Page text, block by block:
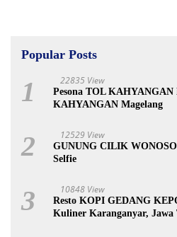
Popular Posts
1 22835 View
Pesona TOL KAHYANGAN
KAHYANGAN Magelang
2 12529 View
GUNUNG CILIK
Selfie
3 10848 View
Resto KOPI GEDANG
Kuliner Karanganyar, Jawa